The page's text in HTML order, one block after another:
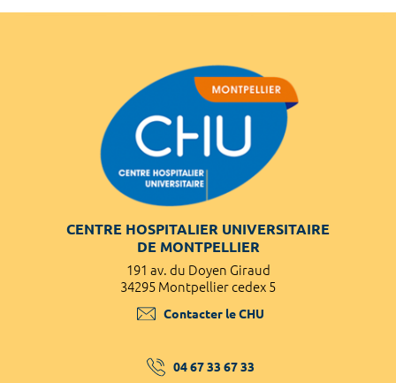
CENTRE HOSPITALIER UNIVERSITAIRE
DE MONTPELLIER
191 av. du Doyen Giraud
34295 Montpellier cedex 5
Contacter le CHU
04 67 33 67 33